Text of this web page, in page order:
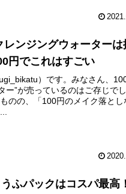
レンジングウォーターは
円でこれはすごい
）です。みなさん、
ー”が売っているのはご存じで
のの、「100円のメイク落とし
ふパックはコスパ最高